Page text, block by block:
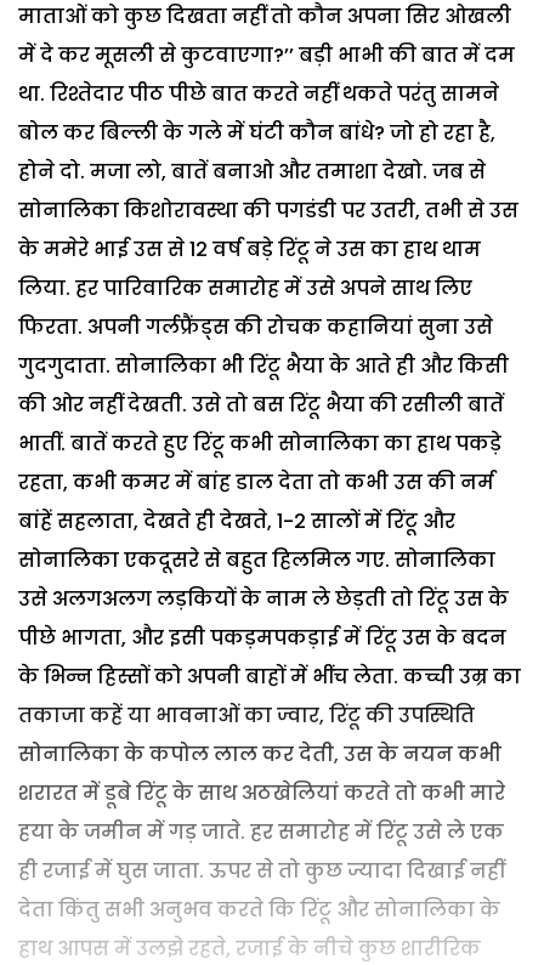
माताओं को कुछ दिखता नहीं तो कौन अपना सिर ओखली
में दे कर मूसली से कुटवाएगा?’’ बड़ी भाभी की बात में दम
था. रिश्तेदार पीठ पीछे बात करते नहीं थकते परंतु सामने
बोल कर बिल्ली के गले में घंटी कौन बांधे? जो हो रहा है,
होने दो. मजा लो, बातें बनाओ और तमाशा देखो. जब से
सोनालिका किशोरावस्था की पगडंडी पर उतरी, तभी से उस
के ममेरे भाई उस से 12 वर्ष बड़े रिंटू ने उस का हाथ थाम
लिया. हर पारिवारिक समारोह में उसे अपने साथ लिए
फिरता. अपनी गर्लफ्रैंड्स की रोचक कहानियां सुना उसे
गुदगुदाता. सोनालिका भी रिंटू भैया के आते ही और किसी
की ओर नहीं देखती. उसे तो बस रिंटू भैया की रसीली बातें
भातीं. बातें करते हुए रिंटू कभी सोनालिका का हाथ पकड़े
रहता, कभी कमर में बांह डाल देता तो कभी उस की नर्म
बांहें सहलाता, देखते ही देखते, 1-2 सालों में रिंटू और
सोनालिका एकदूसरे से बहुत हिलमिल गए. सोनालिका
उसे अलगअलग लड़कियों के नाम ले छेड़ती तो रिंटू उस के
पीछे भागता, और इसी पकड़मपकड़ाई में रिंटू उस के बदन
के भिन्न हिस्सों को अपनी बाहों में भींच लेता. कच्ची उम्र का
तकाजा कहें या भावनाओं का ज्वार, रिंटू की उपस्थिति
सोनालिका के कपोल लाल कर देती, उस के नयन कभी
शरारत में डूबे रिंटू के साथ अठखेलियां करते तो कभी मारे
हया के जमीन में गड़ जाते. हर समारोह में रिंटू उसे ले एक
ही रजाई में घुस जाता. ऊपर से तो कुछ ज्यादा दिखाई नहीं
देता किंतु सभी अनुभव करते कि रिंटू और सोनालिका के
हाथ आपस में उलझे रहते, रजाई के नीचे कुछ शारीरिक